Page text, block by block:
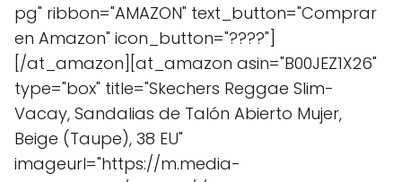
pg" ribbon="AMAZON" text_button="Comprar
en Amazon" icon_button="????"]
[/at_amazon][at_amazon asin="B00JEZ1X26"
type="box" title="Skechers Reggae Slim-
Vacay, Sandalias de Talón Abierto Mujer,
Beige (Taupe), 38 EU"
imageurl="https://m.media-